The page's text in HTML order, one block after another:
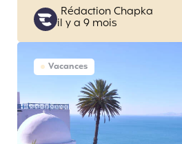
Posted
by
Rédaction Chapka
il y a 9 mois
Vacances